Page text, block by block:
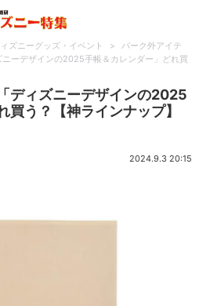
ズニーグッズ・イベント >
パーク外アイテ
ーデザインの2025手帳＆カレンダー」どれ買
ディズニーデザインの2025
買う？【神ラインナップ】
2024.9.3 20:15